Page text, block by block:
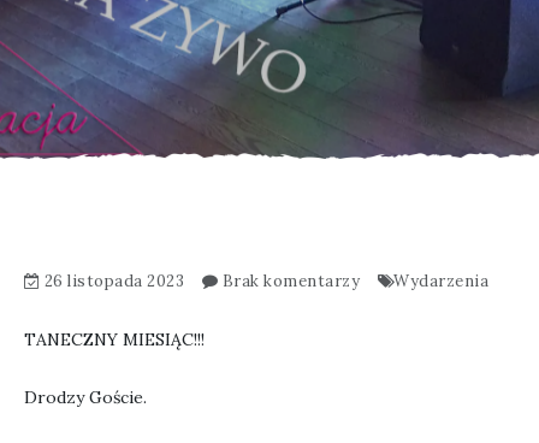
26 listopada 2023 Brak komentarzy Wydarzenia
TANECZNY MIESIĄC!!!
Drodzy Goście.